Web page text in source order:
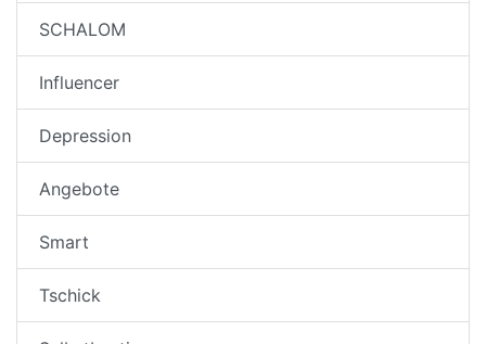
SCHALOM
Influencer
Depression
Angebote
Smart
Tschick